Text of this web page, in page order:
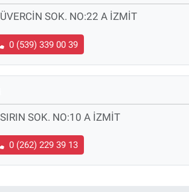
SOK. NO:22 A İZMİT
0 (539) 339 00 39
SOK. NO:10 A İZMİT
0 (262) 229 39 13